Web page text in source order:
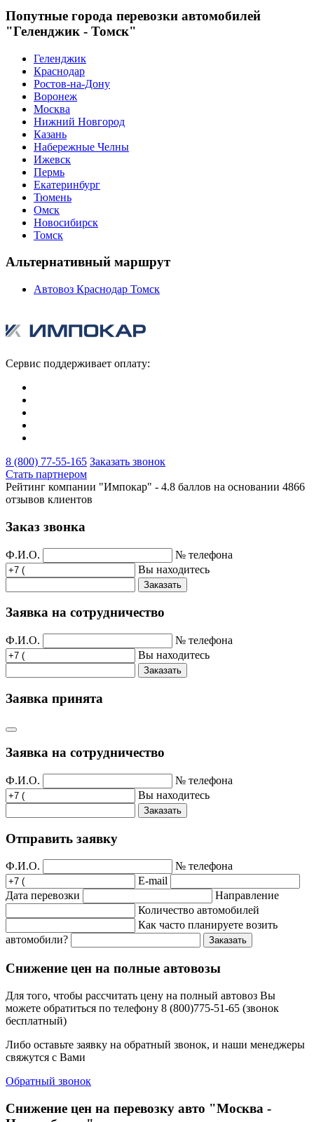
Попутные города перевозки автомобилей
"Геленджик - Томск"
Геленджик
Краснодар
Ростов-на-Дону
Воронеж
Москва
Нижний Новгород
Казань
Набережные Челны
Ижевск
Пермь
Екатеринбург
Тюмень
Омск
Новосибирск
Томск
Альтернативный маршрут
Автовоз Краснодар Томск
Сервис поддерживает оплату:
8 (800) 77-55-165 Заказать звонок
Стать партнером
Рейтинг компании "Импокар" - 4.8 баллов на основании 4866
отзывов клиентов
Заказ звонка
Ф.И.О.
№ телефона
Вы находитесь
Заказать
Заявка на сотрудничество
Ф.И.О.
№ телефона
Вы находитесь
Заказать
Заявка принята
Заявка на сотрудничество
Ф.И.О.
№ телефона
Вы находитесь
Заказать
Отправить заявку
Ф.И.О.
№ телефона
E-mail
Дата перевозки
Направление
Количество автомобилей
Как часто планируете возить
автомобили?
Заказать
Снижение цен на полные автовозы
Для того, чтобы рассчитать цену на полный автовоз Вы
можете обратиться по телефону 8 (800)775-51-65 (звонок
бесплатный)
Либо оставьте заявку на обратный звонок, и наши менеджеры
свяжутся с Вами
Обратный звонок
Снижение цен на перевозку авто "Москва -